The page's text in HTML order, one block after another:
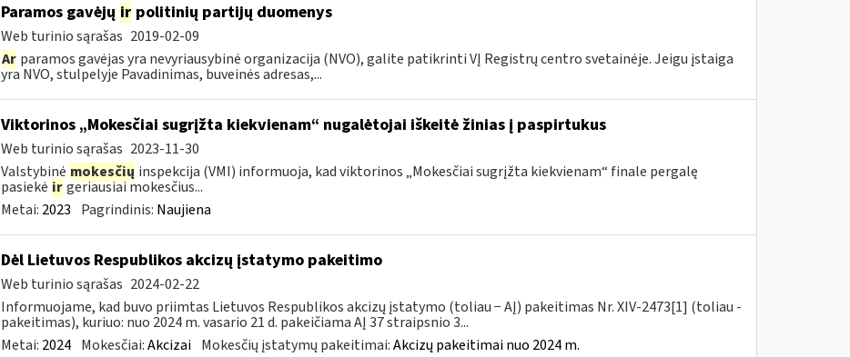
Paramos gavėjų irpolitinių partijų duomenys
Web turinio sąrašas 2019-02-09
Ar paramos gavėjas yra nevyriausybinė organizacija (NVO), galite patikrinti VĮ Registrų centro svetainėje. Jeigu įstaiga
yra NVO, stulpelyje Pavadinimas, buveinės adresas,...
Viktorinos „Mokesčiai sugrįžta kiekvienam“ nugalėtojai iškeitė žinias į paspirtukus
Web turinio sąrašas 2023-11-30
Valstybinė mokesčių inspekcija (VMI) informuoja, kad viktorinos „Mokesčiai sugrįžta kiekvienam“ finale pergalę
pasiekė ir geriausiai mokesčius...
Metai: 2023 Pagrindinis: Naujiena
Dėl Lietuvos Respublikos akcizų įstatymo pakeitimo
Web turinio sąrašas 2024-02-22
Informuojame, kad buvo priimtas Lietuvos Respublikos akcizų įstatymo (toliau − AĮ) pakeitimas Nr. XIV-2473[1] (toliau -
pakeitimas), kuriuo: nuo 2024 m. vasario 21 d. pakeičiama AĮ 37 straipsnio 3...
Metai: 2024 Mokesčiai:Akcizai Mokesčių įstatymų pakeitimai:Akcizų pakeitimai nuo 2024 m.